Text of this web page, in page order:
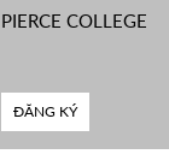
PIERCE COLLEGE
ĐĂNG KÝ